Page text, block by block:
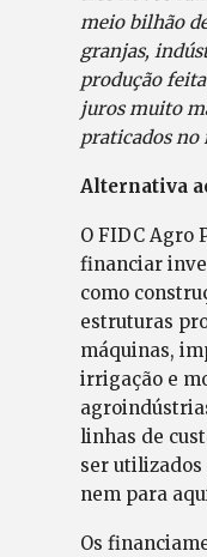
meio bilhão
granjas,
produção
juros muito
praticados no
Alternativa
O FIDC Agro
financiar
como
estruturas
máquinas,
irrigação e
linhas de
ser utilizados
nem para
Os